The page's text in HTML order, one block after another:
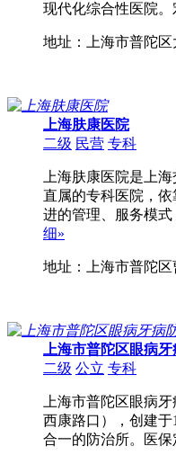
现代化综合性医院
地址：上海市普陀区
上海肤康医院
二级 民营 专科
上海肤康医院是上
直属的专科医院，
进的管理、服务模
细»
地址：上海市普陀区
上海市普陀区眼病
二级 公立 专科
上海市普陀区眼病
西康路口），创建于
合一的防治所。医保